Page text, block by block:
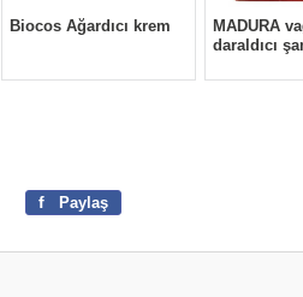
f Paylaş